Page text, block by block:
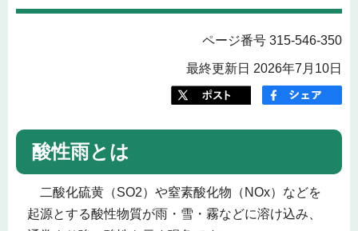
ページ番号 315-546-350
最終更新日 2026年7月10日
酸性雨とは
二酸化硫黄（SO2）や窒素酸化物（NOx）などを
起源とする酸性物質が雨・雪・霧などに溶け込み、